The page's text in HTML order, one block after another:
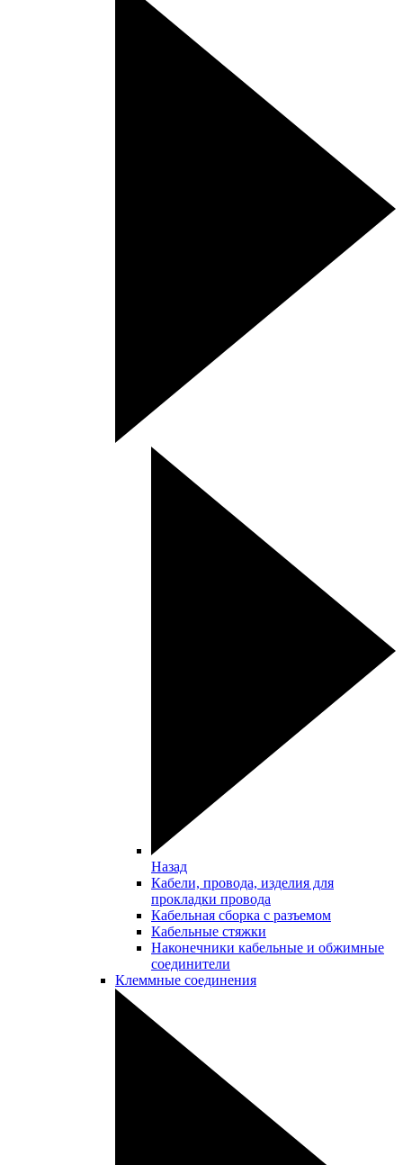
Назад
Кабели, провода, изделия для
прокладки провода
Кабельная сборка с разъемом
Кабельные стяжки
Наконечники кабельные и обжимные
соединители
Клеммные соединения